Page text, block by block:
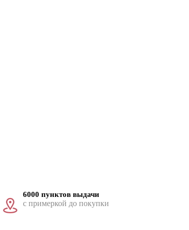
6000 пунктов выдачи
с примеркой до покупки